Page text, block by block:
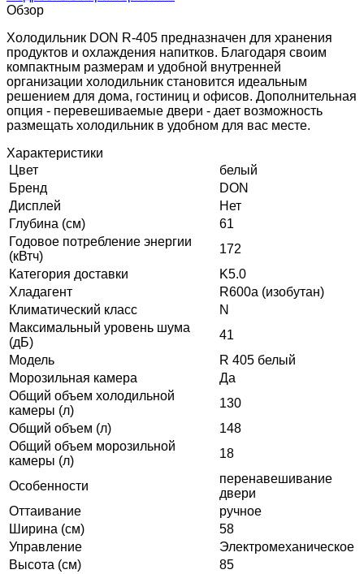
Обзор
Холодильник DON R-405 предназначен для хранения
продуктов и охлаждения напитков. Благодаря своим
компактным размерам и удобной внутренней
организации холодильник становится идеальным
решением для дома, гостиниц и офисов. Дополнительная
опция - перевешиваемые двери - дает возможность
размещать холодильник в удобном для вас месте.
Характеристики
Цвет
белый
Бренд
DON
Дисплей
Нет
Глубина (см)
61
Годовое потребление энергии
(кВтч)
172
Категория доставки
K5.0
Хладагент
R600a (изобутан)
Климатический класс
N
Максимальный уровень шума
(дБ)
41
Модель
R 405 белый
Морозильная камера
Да
Общий объем холодильной
камеры (л)
130
Общий объем (л)
148
Общий объем морозильной
камеры (л)
18
Особенности
перенавешивание
двери
Оттаивание
ручное
Ширина (см)
58
Управление
Электромеханическое
Высота (см)
85